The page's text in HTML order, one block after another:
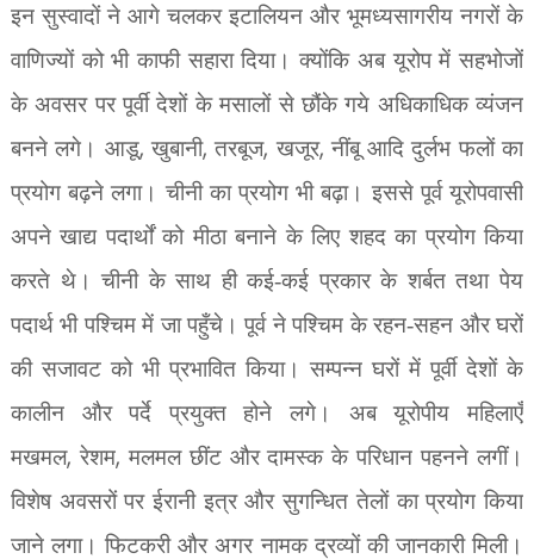
इन सुस्वादों ने आगे चलकर इटालियन और भूमध्यसागरीय नगरों के
वाणिज्यों को भी काफी सहारा दिया। क्योंकि अब यूरोप में सहभोजों
के अवसर पर पूर्वी देशों के मसालों से छौंके गये अधिकाधिक व्यंजन
बनने लगे। आडू, खुबानी,तरबूज, खजूर, नींबू आदि दुर्लभ फलों का
प्रयोग बढ़ने लगा। चीनी का प्रयोग भी बढ़ा। इससे पूर्व यूरोपवासी
अपने खाद्य पदार्थों को मीठा बनाने के लिए शहद का प्रयोग किया
करते थे। चीनी के साथ ही कई-कई प्रकार के शर्बत तथा पेय
पदार्थ भी पश्चिम में जा पहुँचे। पूर्व ने पश्चिम के रहन-सहन और घरों
की सजावट को भी प्रभावित किया। सम्पन्न घरों में पूर्वी देशों के
कालीन और पर्दे प्रयुक्त होने लगे। अब यूरोपीय महिलाएँ
मखमल, रेशम, मलमल छींट और दामस्क के परिधान पहनने लगीं।
विशेष अवसरों पर ईरानी इत्र और सुगन्धित तेलों का प्रयोग किया
जाने लगा। फिटकरी और अगर नामक द्रव्यों की जानकारी मिली।